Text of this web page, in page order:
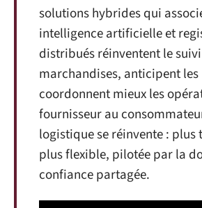
solutions hybrides qui
intelligence artificielle et
distribués réinventent le
marchandises, anticipent
coordonnent mieux les
fournisseur au
logistique se réinvente : plus
plus flexible, pilotée par la
confiance partagée.